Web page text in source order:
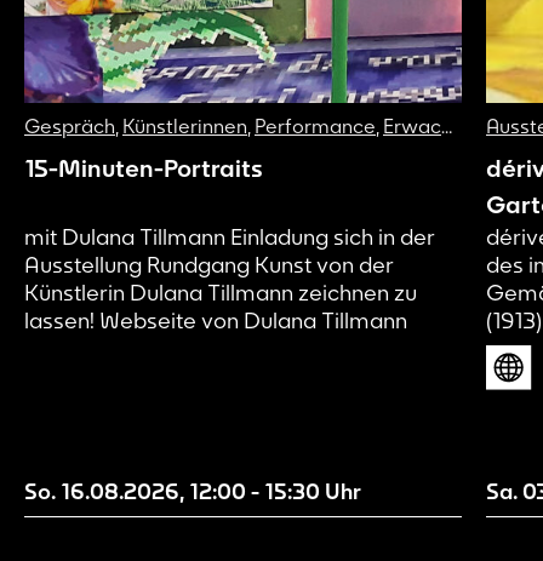
Gespräch, Künstlerinnen, Performance, Erwachsene ,
15-Minuten-Portraits
mit Dulana Tillmann Einladung sich in der
Ausstellung Rundgang Kunst von der
Künstlerin Dulana Tillmann zeichnen zu
lassen! Webseite von Dulana Tillmann
So. 16.08.2026, 12:00 - 15:30 Uhr
des
und
Sa.